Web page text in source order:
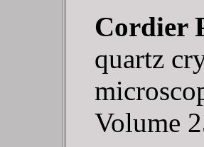
Cordier
quartz
Volume